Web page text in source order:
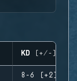
KD (+/-)
8-6 (+2)